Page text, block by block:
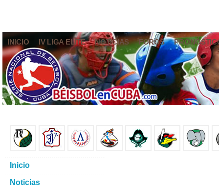
INICIO IV LIGA ELITE NOTICIAS FOROS
Inicio
Noticias